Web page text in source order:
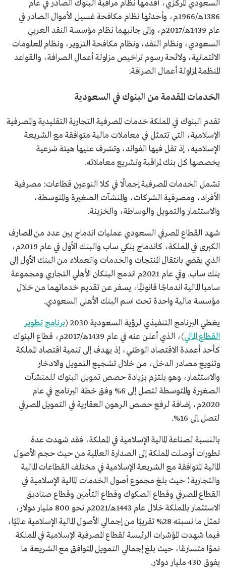
السعودي المركزي، أقدمها نظام مراقبة البنوك الصادر في عام
1386هـ/1966م، وأحدثها نظام مكافحة غسيل الأموال الصادر في
عام 1439هـ/2017م، وإلى جانبهما نظام مؤسسة النقد العربي
السعودي، ونظام النقد، ونظام مكافحة التزوير، ونظام المعلومات
الائتمانية، ولائحة رسوم تراخيص مزاولة أعمال الصرافة، والقواعد
المنظمة لمزاولة أعمال الصرافة.
الخدمات المقدمة من البنوك في السعودية
تقدم البنوك في المملكة خدمات المصرفية التجارية التقليدية والمصرفية
الإسلامية، التي تتمثل في معاملات مالية متوافقة مع الشريعة
الإسلامية، إذ تقل فيها الفوائد، وتشرف عليها هيئة شرعية
يخصصها كل بنك لمراقبة وتشريع معاملاته.
تشمل الخدمات المصرفية إجمالًا في كلا النوعين قطاعات: مصرفية
الأفراد، ومصرفية الشركات، والمنشآت الصغيرة والمتوسطة،
والاستثمار والتمويل والوساطة، والخزينة.
شهد القطاع المصرفي السعودي عمليات اندماج بين عدد من المصارف
الكبرى في المملكة، كاندماج بنكي ساب والبنك الأول في عام 2019م،
الذي يقضي بانتقال المنتجات والخدمات والعملاء من البنك الأول إلى
بنك ساب. وفي عام 2021م اندمج البنكان الأهلي التجاري ومجموعة
سامبا المالية اندماجًا قانونيًّا، يسفر عن تقديم خدماتهما من خلال
مؤسسة مالية واحدة تحت اسم البنك الأهلي السعودي.
يغطي البرنامج التنفيذي لرؤية السعودية 2030 (
برنامج تطوير
القطاع المالي
)، الذي أعلن عنه في عام 1439هـ/2017م، قطاع البنوك
كأحد أعمدة الاقتصاد الوطني، إذ يهدف إلى تنمية اقتصاد المملكة
وتنويع مصادر الدخل، من خلال تشجيع التمويل والادخار
والاستثمار، وهو يلتزم بزيادة حصص تمويل البنوك للمنشآت
الصغيرة والمتوسطة لتصل إلى 6% وفق خطة البرنامج في عام
2020م، إضافة لرفع حصص الرهون العقارية في التمويل المصرفي
لتصل إلى 16%.
بالنسبة لصناعة المالية الإسلامية في المملكة، فقد شهدت عدة
تطورات أوصلت المملكة إلى الصدارة العالمية من حيث حجم الأصول
المالية المتوافقة مع الشريعة الإسلامية في مختلف القطاعات المالية
والتجارية؛ حيث بلغ مجموع أصول الخدمات المالية الإسلامية في
القطاع المصرفي وقطاع الصكوك وقطاع التأمين وقطاع صناديق
الاستثمار بالمملكة خلال عام 1443هـ/2021م نحو 800 مليار دولار،
تمثل ما نسبته 28% تقريبًا من إجمالي الأصول المالية الإسلامية عالميًا،
فيما شهدت المؤشرات الرئيسة لقطاع المصرفية الإسلامية في المملكة
نموًا متسارعًا، حيث بلغ إجمالي التمويل المتوافق مع الشريعة ما
يفوق 430 مليار دولار.